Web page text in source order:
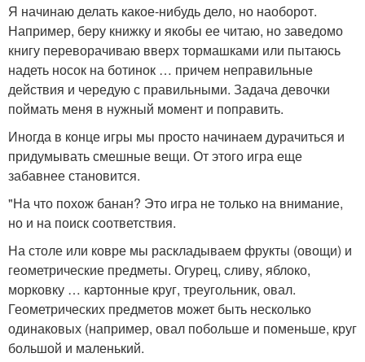
Я начинаю делать какое-нибудь дело, но наоборот.
Например, беру книжку и якобы ее читаю, но заведомо
книгу переворачиваю вверх тормашками или пытаюсь
надеть носок на ботинок … причем неправильные
действия и чередую с правильными. Задача девочки
поймать меня в нужный момент и поправить.
Иногда в конце игры мы просто начинаем дурачиться и
придумывать смешные вещи. От этого игра еще
забавнее становится.
"На что похож банан? Это игра не только на внимание,
но и на поиск соответствия.
На столе или ковре мы раскладываем фрукты (овощи) и
геометрические предметы. Огурец, сливу, яблоко,
морковку … картонные круг, треугольник, овал.
Геометрических предметов может быть несколько
одинаковых (например, овал побольше и поменьше, круг
большой и маленький.